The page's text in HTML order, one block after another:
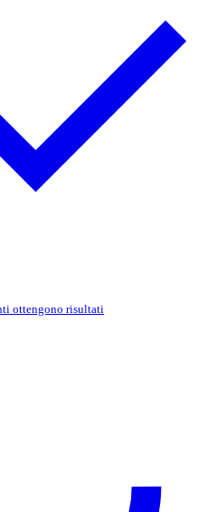
ottengono risultati